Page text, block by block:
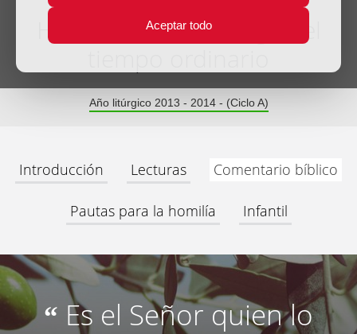
Aceptar todo
Homilía XXVII Domingo del
Año litúrgico 2013 - 2014 - (Ciclo A)
Introducción Lecturas Comentario bíblico
Pautas para la homilía Infantil
“ Es el Señor quien lo